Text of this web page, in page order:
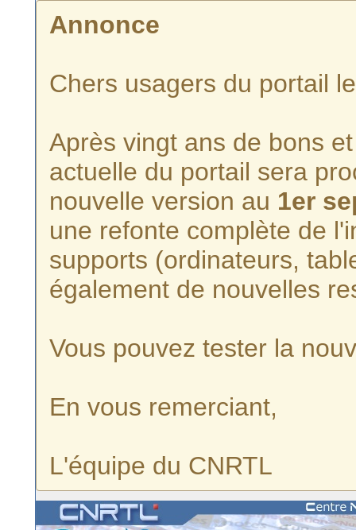
Annonce
Chers usagers du portail
Après vingt ans de bons
actuelle du portail sera
nouvelle version au 1er
une refonte complète de
supports (ordinateurs,
également de nouvelles
Vous pouvez tester la
En vous remerciant,
L'équipe du CNRTL